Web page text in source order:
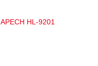
APECH HL-9201